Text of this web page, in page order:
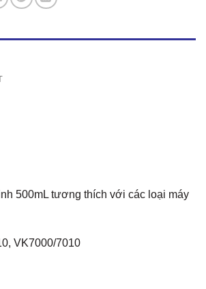
500mL tương thích với các loại máy
VK7000/7010